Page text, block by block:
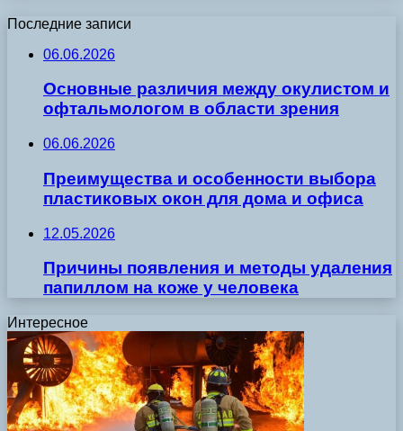
Последние записи
06.06.2026
Основные различия между окулистом и
офтальмологом в области зрения
06.06.2026
Преимущества и особенности выбора
пластиковых окон для дома и офиса
12.05.2026
Причины появления и методы удаления
папиллом на коже у человека
Интересное